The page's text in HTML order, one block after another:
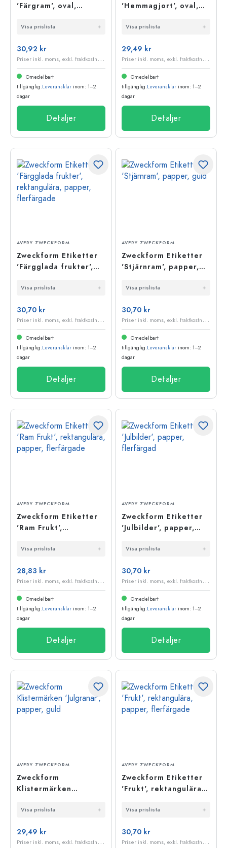
'Färgram', oval,
Visa prislista
30,92 kr
P
riser inkl. moms, exkl. fraktkostnader
Omedelbart
tillgänglig.Leveransklar inom: 1–2
dagar
Detaljer
'Hemmagjort', oval,
Visa prislista
29,49 kr
P
riser inkl. moms, exkl. fraktkostnader
Omedelbart
tillgänglig.Leveransklar inom: 1–2
dagar
Detaljer
AVERY ZWECKFORM
Zweckform Etiketter
'Färgglada frukter',
flerfärgade
Visa prislista
30,70 kr
P
riser inkl. moms, exkl. fraktkostnader
Omedelbart
tillgänglig.Leveransklar inom: 1–2
dagar
Detaljer
AVERY ZWECKFORM
Zweckform Etiketter
'Stjärnram', papper,
Visa prislista
30,70 kr
P
riser inkl. moms, exkl. fraktkostnader
Omedelbart
tillgänglig.Leveransklar inom: 1–2
dagar
Detaljer
AVERY ZWECKFORM
Zweckform Etiketter
'Ram Frukt',
flerfärgade
Visa prislista
28,83 kr
P
riser inkl. moms, exkl. fraktkostnader
Omedelbart
tillgänglig.Leveransklar inom: 1–2
dagar
Detaljer
AVERY ZWECKFORM
Zweckform Etiketter
'Julbilder', papper,
Visa prislista
30,70 kr
P
riser inkl. moms, exkl. fraktkostnader
Omedelbart
tillgänglig.Leveransklar inom: 1–2
dagar
Detaljer
AVERY ZWECKFORM
Zweckform
Klistermärken
guld
Visa prislista
29,49 kr
P
riser inkl. moms, exkl. fraktkostnader
AVERY ZWECKFORM
Zweckform Etiketter
'Frukt', rektangulära,
Visa prislista
30,70 kr
P
riser inkl. moms, exkl. fraktkostnader